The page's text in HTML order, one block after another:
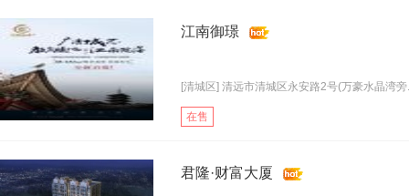
江南御璟
[清城区] 清远市清城区永安路2号(万豪水晶湾旁
在售
君隆·财富大厦